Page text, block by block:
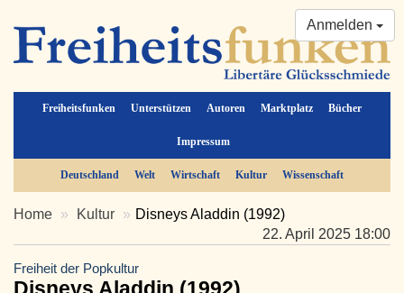
Freiheitsfunken Unterstützen Autoren Marktplatz Bücher
Impressum
Anmelden
Deutschland Welt Wirtschaft Kultur Wissenschaft
Home Kultur
Disneys Aladdin (1992)
22. April 2025 18:00
Freiheit der Popkultur
Disneys Aladdin (1992)